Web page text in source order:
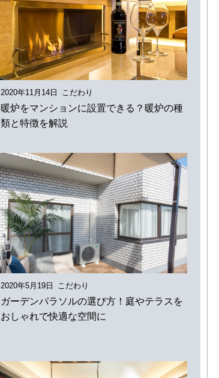
2020年11月14日 こだわり
暖炉をマンションに設置できる？暖炉の種
類と特徴を解説
2020年5月19日 こだわり
ガーデンパラソルの選び方！庭やテラスを
おしゃれで快適な空間に